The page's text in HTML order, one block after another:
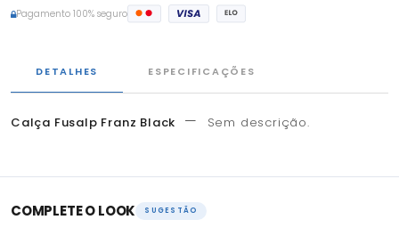
Pagamento 100% seguro
DETALHES ESPECIFICAÇÕES
Calça Fusalp Franz Black — Sem descrição.
COMPLETE O LOOK SUGESTÃO